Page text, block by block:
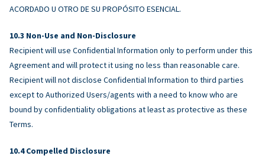
ACORDADO U OTRO DE SU PROPÓSITO ESENCIAL.
Non-Use and Non-Disclosure
Recipient will use Confidential Information only to perform under this
Agreement and will protect it using no less than reasonable care.
Recipient will not disclose Confidential Information to third parties
except to Authorized Users/agents with a need to know who are
bound by confidentiality obligations at least as protective as these
Terms.
Compelled Disclosure